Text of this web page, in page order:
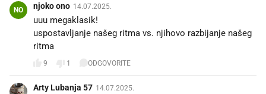
NO njoko ono 14.07.2025.
uuu megaklasik!
uspostavljanje našeg ritma vs. njihovo razbijanje našeg
ritma
9 1 ODGOVORITE
Arty Lubanja 57 14.07.2025.